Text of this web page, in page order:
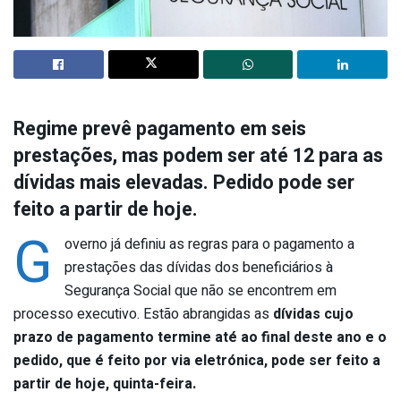
Regime prevê pagamento em seis
prestações, mas podem ser até 12 para as
dívidas mais elevadas. Pedido pode ser
feito a partir de hoje.
G
overno já definiu as regras para o pagamento a
prestações das dívidas dos beneficiários à
Segurança Social que não se encontrem em
processo executivo. Estão abrangidas as dívidas cujo
prazo de pagamento termine até ao final deste ano e o
pedido, que é feito por via eletrónica, pode ser feito a
partir de hoje, quinta-feira.